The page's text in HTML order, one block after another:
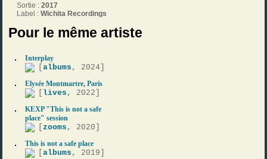
Sortie :2017
Label :Wichita Recordings
Pour le même artiste
Interplay
[albums , 2024]
Elysée Montmartre, Paris
lives , 2022]
KEXP "This is not a safe
place" session
[zooms , 2020]
This is not a safe place
[albums , 2019]